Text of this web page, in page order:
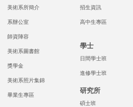
美術系所簡介
系辦公室
師資陣容
美術系圖書館
獎學金
美術系照片集錦
畢業生專區
招生資訊
高中生專區
學士
日間學士班
進修學士班
研究所
碩士班